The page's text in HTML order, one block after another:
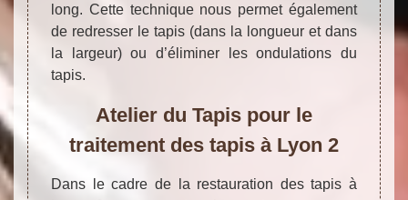
long. Cette technique nous permet également
de redresser le tapis (dans la longueur et dans
la largeur) ou d’éliminer les ondulations du
tapis.
Atelier du Tapis pour le
traitement des tapis à Lyon 2
Dans le cadre de la restauration des tapis à